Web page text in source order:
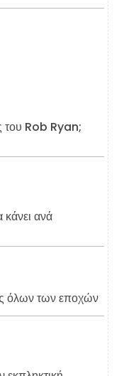
του Rob Ryan;
ανά
όλων των εποχών